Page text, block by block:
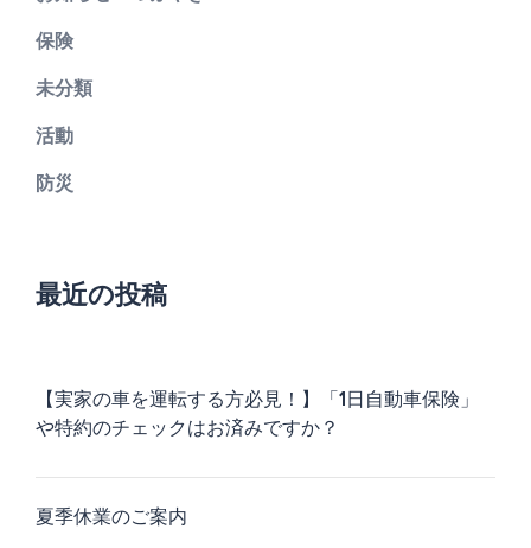
保険
未分類
活動
防災
最近の投稿
【実家の車を運転する方必見！】「1日自動車保険」
や特約のチェックはお済みですか？
夏季休業のご案内